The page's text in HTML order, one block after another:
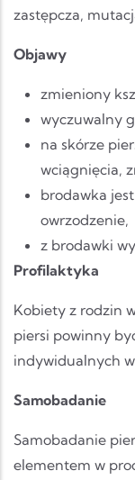
zastępcza,
Objawy
zmieniony
wyczuwalny
na skórze
wciągnięcia,
brodawka
owrzodzenie,
z brodawki
Profilaktyka
Kobiety z rodzin
piersi powinny
indywidualnych
Samobadanie
Samobadanie
elementem w